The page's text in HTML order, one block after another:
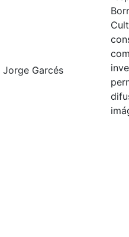
Garcés